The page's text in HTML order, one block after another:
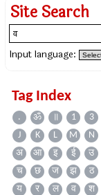
Site Search
Input language:
Tag Index
. ॐ ॥ 1 3
J
K L M N
अ
आ इ ई उ
च
छ ज झ ठ
य
र ल व श